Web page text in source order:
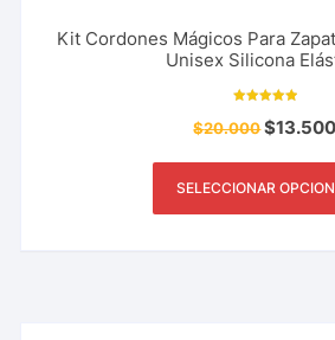
Kit Cordones Mágicos Para
Unisex Silicona
5.00
de 5
$20.000$13.500
SELECCIONAR